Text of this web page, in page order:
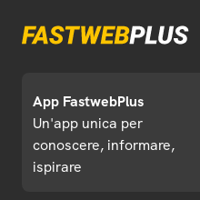
App FastwebPlus
Un'app unica per
conoscere, informare,
ispirare